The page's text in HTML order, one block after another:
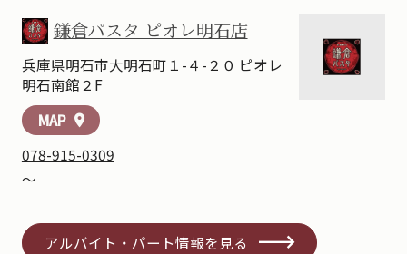
鎌倉パスタ ピオレ明石店
兵庫県明石市大明石町１-４-２０ ピオレ
明石南館２F
MAP location_on
078-915-0309
～
アルバイト・パート情報を見る